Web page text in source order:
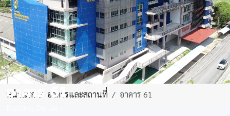
อาคาร 61
หน้าแรก อาคารและสถานที่ อาคาร 61